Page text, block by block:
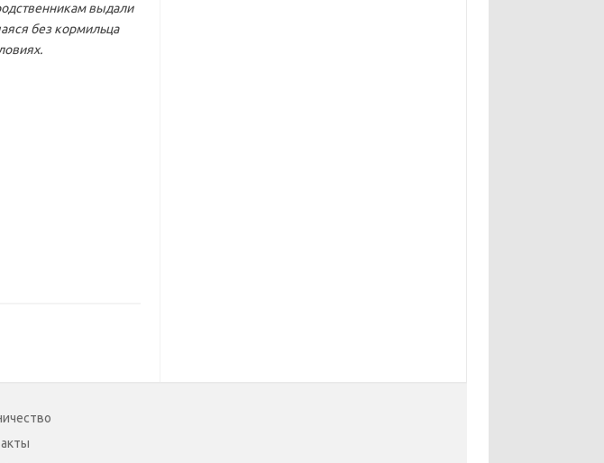
выдали
без кормильца